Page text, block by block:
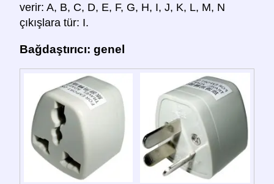
verir: A, B, C, D, E, F, G, H, I, J, K, L, M, N
çıkışlara tür: I.
Bağdaştırıcı: genel